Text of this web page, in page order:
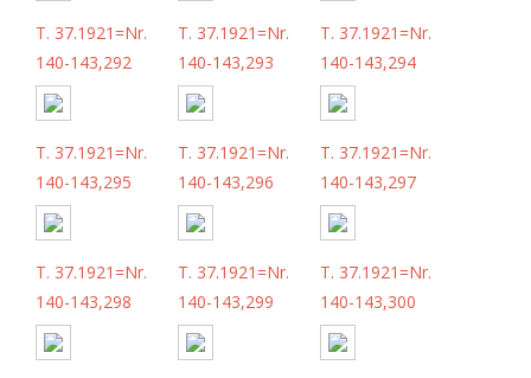
T. 37.1921=Nr.
140-143,292
T. 37.1921=Nr.
140-143,293
T. 37.1921=Nr.
140-143,294
T. 37.1921=Nr.
140-143,295
T. 37.1921=Nr.
140-143,296
T. 37.1921=Nr.
140-143,297
T. 37.1921=Nr.
140-143,298
T. 37.1921=Nr.
140-143,299
T. 37.1921=Nr.
140-143,300